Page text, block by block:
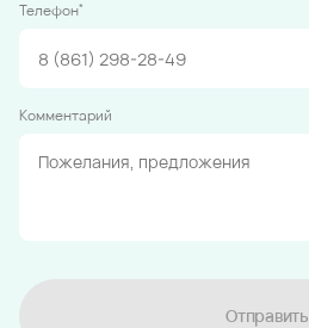
Телефон*
Комментарий
Отправить